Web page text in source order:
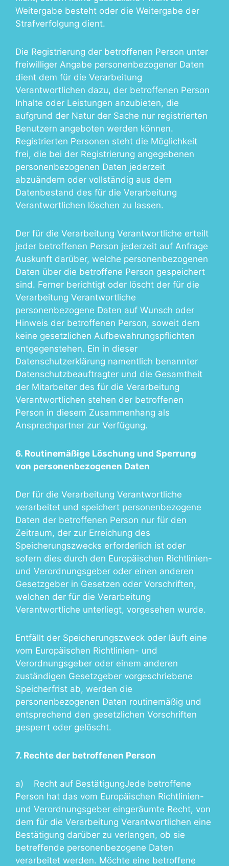
Weitergabe besteht oder die Weitergabe der
Strafverfolgung dient.
Die Registrierung der betroffenen Person unter
freiwilliger Angabe personenbezogener Daten
dient dem für die Verarbeitung
Verantwortlichen dazu, der betroffenen Person
Inhalte oder Leistungen anzubieten, die
aufgrund der Natur der Sache nur registrierten
Benutzern angeboten werden können.
Registrierten Personen steht die Möglichkeit
frei, die bei der Registrierung angegebenen
personenbezogenen Daten jederzeit
abzuändern oder vollständig aus dem
Datenbestand des für die Verarbeitung
Verantwortlichen löschen zu lassen.
Der für die Verarbeitung Verantwortliche erteilt
jeder betroffenen Person jederzeit auf Anfrage
Auskunft darüber, welche personenbezogenen
Daten über die betroffene Person gespeichert
sind. Ferner berichtigt oder löscht der für die
Verarbeitung Verantwortliche
personenbezogene Daten auf Wunsch oder
Hinweis der betroffenen Person, soweit dem
keine gesetzlichen Aufbewahrungspflichten
entgegenstehen. Ein in dieser
Datenschutzerklärung namentlich benannter
Datenschutzbeauftragter und die Gesamtheit
der Mitarbeiter des für die Verarbeitung
Verantwortlichen stehen der betroffenen
Person in diesem Zusammenhang als
Ansprechpartner zur Verfügung.
6. Routinemäßige Löschung und Sperrung
von personenbezogenen Daten
Der für die Verarbeitung Verantwortliche
verarbeitet und speichert personenbezogene
Daten der betroffenen Person nur für den
Zeitraum, der zur Erreichung des
Speicherungszwecks erforderlich ist oder
sofern dies durch den Europäischen Richtlinien-
und Verordnungsgeber oder einen anderen
Gesetzgeber in Gesetzen oder Vorschriften,
welchen der für die Verarbeitung
Verantwortliche unterliegt, vorgesehen wurde.
Entfällt der Speicherungszweck oder läuft eine
vom Europäischen Richtlinien- und
Verordnungsgeber oder einem anderen
zuständigen Gesetzgeber vorgeschriebene
Speicherfrist ab, werden die
personenbezogenen Daten routinemäßig und
entsprechend den gesetzlichen Vorschriften
gesperrt oder gelöscht.
7. Rechte der betroffenen Person
a) Recht auf BestätigungJede betroffene
Person hat das vom Europäischen Richtlinien-
und Verordnungsgeber eingeräumte Recht, von
dem für die Verarbeitung Verantwortlichen eine
Bestätigung darüber zu verlangen, ob sie
betreffende personenbezogene Daten
verarbeitet werden. Möchte eine betroffene